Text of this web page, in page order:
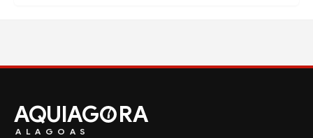
AQUIAG RA
ALAGOAS